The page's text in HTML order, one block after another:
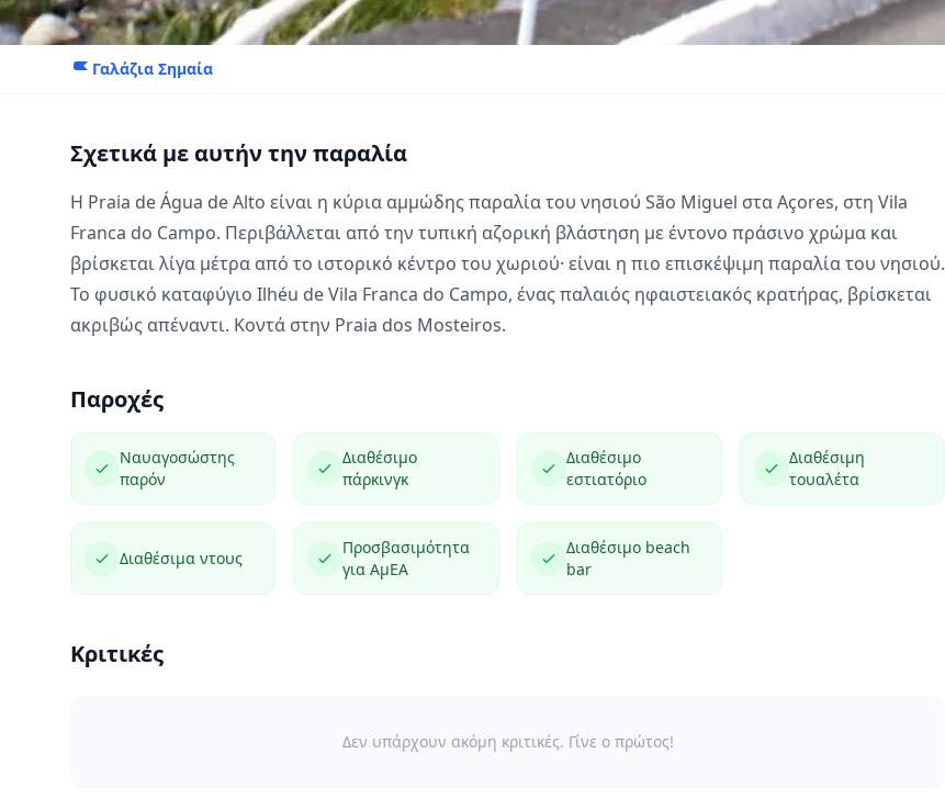
Γαλάζια Σημαία
Σχετικά με αυτήν την παραλία
Η Praia de Água de Alto είναι η κύρια αμμώδης παραλία του νησιού São Miguel στα Açores, στη Vila
Franca do Campo. Περιβάλλεται από την τυπική αζορική βλάστηση με έντονο πράσινο χρώμα και
βρίσκεται λίγα μέτρα από το ιστορικό κέντρο του χωριού· είναι η πιο επισκέψιμη παραλία του νησιού.
Το φυσικό καταφύγιο Ilhéu de Vila Franca do Campo, ένας παλαιός ηφαιστειακός κρατήρας, βρίσκεται
ακριβώς απέναντι. Κοντά στην Praia dos Mosteiros.
Παροχές
Ναυαγοσώστης
παρόν
Διαθέσιμο
πάρκινγκ
Διαθέσιμο
εστιατόριο
Διαθέσιμη
τουαλέτα
Διαθέσιμα ντους
Προσβασιμότητα
για ΑμΕΑ
Διαθέσιμο beach
bar
Κριτικές
Δεν υπάρχουν ακόμη κριτικές. Γίνε ο πρώτος!